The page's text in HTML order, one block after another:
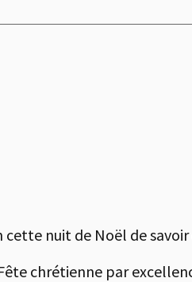
cette nuit de Noël de
chrétienne par